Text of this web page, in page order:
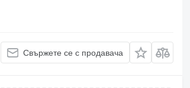
Свържете се с продавача